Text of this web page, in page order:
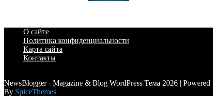
О сайте
Политика конфиденциальности
Карта сайта
Контакты
NewsBlogger - Magazine & Blog WordPress Тема 2026 | Powered
By SpiceThemes